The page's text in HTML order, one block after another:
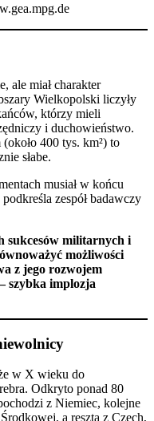
ale miał charakter
Wielkopolski liczyły
którzy mieli
i duchowieństwo.
400 tys. km²) to
słabe.
musiał w końcu
zespół badawczy
sukcesów militarnych i
możliwości
z jego rozwojem
szybka implozja
w X wieku do
Odkryto ponad 80
z Niemiec, kolejne
a reszta z Czech,